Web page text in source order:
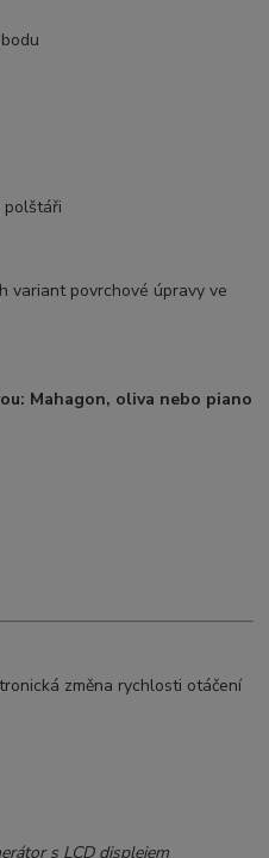
polštáři
variant povrchové úpravy ve
Mahagon, oliva nebo piano
změna rychlosti otáčení
s LCD displejem